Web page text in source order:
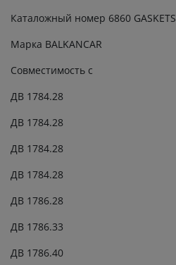
Каталожный номер 6860 GASKETS
Марка BALKANCAR
Совместимость с
ДВ 1784.28
ДВ 1784.28
ДВ 1784.28
ДВ 1784.28
ДВ 1786.28
ДВ 1786.33
ДВ 1786.40